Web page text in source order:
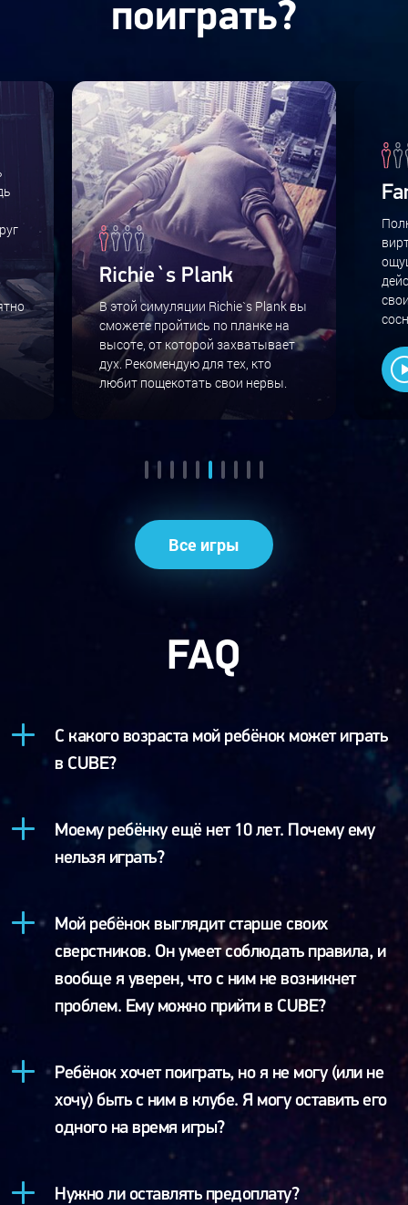
поиграть?
Richie`s Plank
В этой симуляции Richie`s Plank вы
сможете пройтись по планке на
высоте, от которой захватывает
дух. Рекомендую для тех, кто
любит пощекотать свои нервы.
Все игры
FAQ
С какого возраста мой ребёнок может играть
в CUBE?
Моему ребёнку ещё нет 10 лет. Почему ему
нельзя играть?
Мой ребёнок выглядит старше своих
сверстников. Он умеет соблюдать правила, и
вообще я уверен, что с ним не возникнет
проблем. Ему можно прийти в CUBE?
Ребёнок хочет поиграть, но я не могу (или не
хочу) быть с ним в клубе. Я могу оставить его
одного на время игры?
Нужно ли оставлять предоплату?